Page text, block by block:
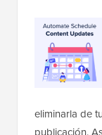
eliminarla de